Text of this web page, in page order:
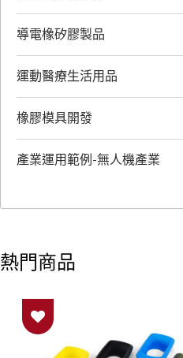
導電橡矽膠製品
運動醫療生活用品
橡膠模具開發
產業運用範例-無人機產業
熱門商品